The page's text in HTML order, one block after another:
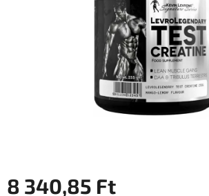
8 340,85 Ft